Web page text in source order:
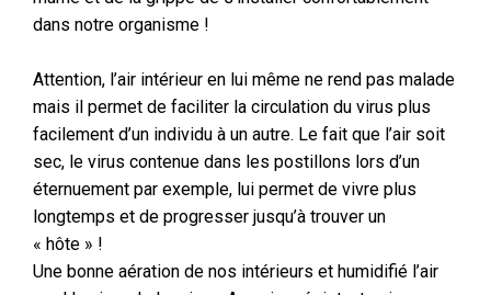
dans notre organisme !
Attention, l’air intérieur en lui même ne rend pas malade
mais il permet de faciliter la circulation du virus plus
facilement d’un individu à un autre. Le fait que l’air soit
sec, le virus contenue dans les postillons lors d’un
éternuement par exemple, lui permet de vivre plus
longtemps et de progresser jusqu’à trouver un
« hôte » !
Une bonne aération de nos intérieurs et humidifié l’air